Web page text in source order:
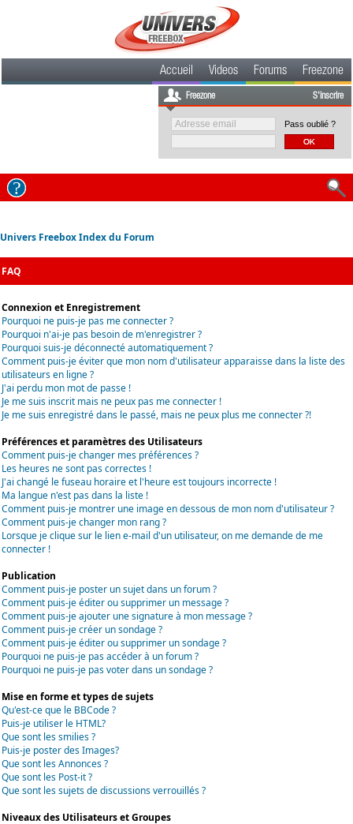
Accueil Videos Forums Freezone
Freezone S'inscrire
Pass oublié ?
Univers Freebox Index du Forum
FAQ
Connexion et Enregistrement
Pourquoi ne puis-je pas me connecter ?
Pourquoi n'ai-je pas besoin de m'enregistrer ?
Pourquoi suis-je déconnecté automatiquement ?
Comment puis-je éviter que mon nom d'utilisateur apparaisse dans la liste des
utilisateurs en ligne ?
J'ai perdu mon mot de passe !
Je me suis inscrit mais ne peux pas me connecter !
Je me suis enregistré dans le passé, mais ne peux plus me connecter ?!
Préférences et paramètres des Utilisateurs
Comment puis-je changer mes préférences ?
Les heures ne sont pas correctes !
J'ai changé le fuseau horaire et l'heure est toujours incorrecte !
Ma langue n'est pas dans la liste !
Comment puis-je montrer une image en dessous de mon nom d'utilisateur ?
Comment puis-je changer mon rang ?
Lorsque je clique sur le lien e-mail d'un utilisateur, on me demande de me
connecter !
Publication
Comment puis-je poster un sujet dans un forum ?
Comment puis-je éditer ou supprimer un message ?
Comment puis-je ajouter une signature à mon message ?
Comment puis-je créer un sondage ?
Comment puis-je éditer ou supprimer un sondage ?
Pourquoi ne puis-je pas accéder à un forum ?
Pourquoi ne puis-je pas voter dans un sondage ?
Mise en forme et types de sujets
Qu'est-ce que le BBCode ?
Puis-je utiliser le HTML?
Que sont les smilies ?
Puis-je poster des Images?
Que sont les Annonces ?
Que sont les Post-it ?
Que sont les sujets de discussions verrouillés ?
Niveaux des Utilisateurs et Groupes